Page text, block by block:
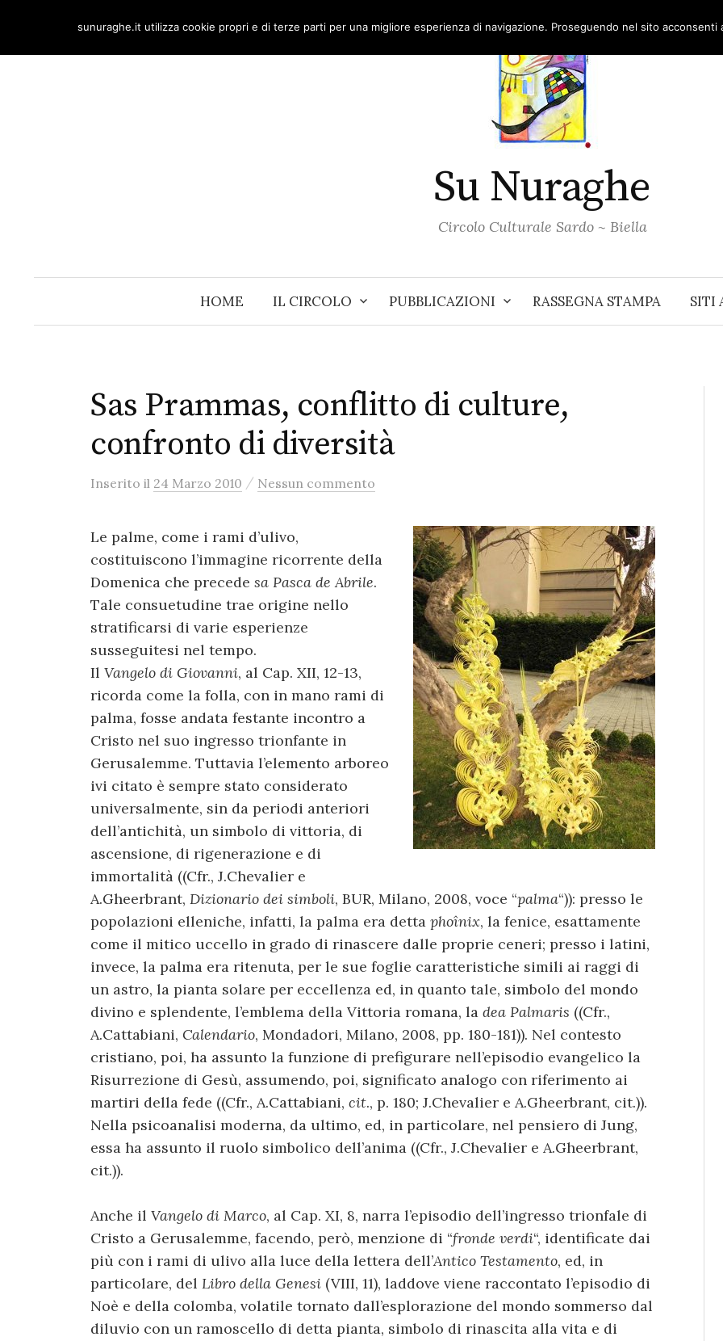
content
Su Nuraghe
Circolo Culturale Sardo ~ Biella
HOME IL CIRCOLO PUBBLICAZIONI RASSEGNA STAMPA SITI
Sas Prammas, conflitto di culture,
confronto di diversità
Inserito il 24 Marzo 2010 / Nessun commento
Le palme, come i rami d’ulivo,
costituiscono l’immagine ricorrente della
Domenica che precede sa Pasca de Abrile.
Tale consuetudine trae origine nello
stratificarsi di varie esperienze
susseguitesi nel tempo.
Il Vangelo di Giovanni, al Cap. XII, 12-13,
ricorda come la folla, con in mano rami di
palma, fosse andata festante incontro a
Cristo nel suo ingresso trionfante in
Gerusalemme. Tuttavia l’elemento arboreo
ivi citato è sempre stato considerato
universalmente, sin da periodi anteriori
dell’antichità, un simbolo di vittoria, di
ascensione, di rigenerazione e di
immortalità ((Cfr., J.Chevalier e
A.Gheerbrant, Dizionario dei simboli, BUR, Milano, 2008, voce “palma“)): presso le
popolazioni elleniche, infatti, la palma era detta phoînix, la fenice, esattamente
come il mitico uccello in grado di rinascere dalle proprie ceneri; presso i latini,
invece, la palma era ritenuta, per le sue foglie caratteristiche simili ai raggi di
un astro, la pianta solare per eccellenza ed, in quanto tale, simbolo del mondo
divino e splendente, l’emblema della Vittoria romana, la dea Palmaris ((Cfr.,
A.Cattabiani, Calendario, Mondadori, Milano, 2008, pp. 180-181)). Nel contesto
cristiano, poi, ha assunto la funzione di prefigurare nell’episodio evangelico la
Risurrezione di Gesù, assumendo, poi, significato analogo con riferimento ai
martiri della fede ((Cfr., A.Cattabiani, cit., p. 180; J.Chevalier e A.Gheerbrant, cit.)).
Nella psicoanalisi moderna, da ultimo, ed, in particolare, nel pensiero di Jung,
essa ha assunto il ruolo simbolico dell’anima ((Cfr., J.Chevalier e A.Gheerbrant,
cit.)).
Anche il Vangelo di Marco, al Cap. XI, 8, narra l’episodio dell’ingresso trionfale di
Cristo a Gerusalemme, facendo, però, menzione di “fronde verdi“, identificate dai
più con i rami di ulivo alla luce della lettera dell’Antico Testamento, ed, in
particolare, del Libro della Genesi (VIII, 11), laddove viene raccontato l’episodio di
Noè e della colomba, volatile tornato dall’esplorazione del mondo sommerso dal
diluvio con un ramoscello di detta pianta, simbolo di rinascita alla vita e di
sunuraghe.it utilizza cookie propri e di terze parti per una migliore esperienza di navigazione. Proseguendo nel sito acconsenti